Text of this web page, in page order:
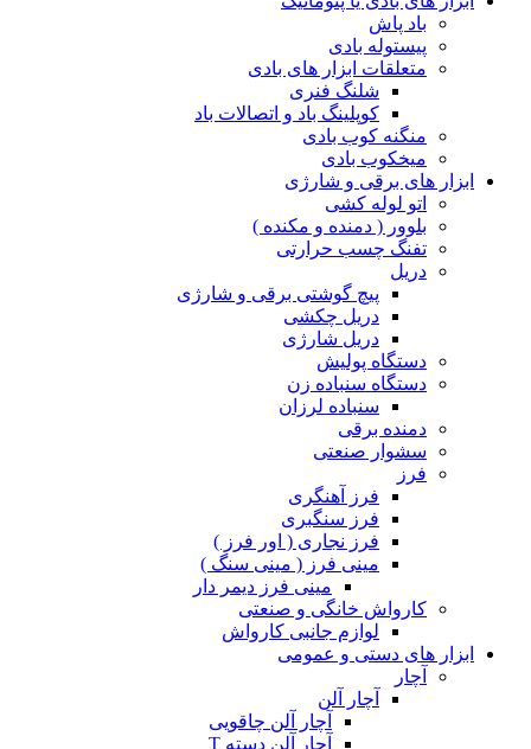
باد پاش
پیستوله بادی
متعلقات ابزار های بادی
شلنگ فنری
کوپلینگ باد و اتصالات باد
منگنه کوب بادی
میخکوب بادی
ابزار های برقی و شارژی
اتو لوله کشی
بلوور ( دمنده و مکنده )
تفنگ چسب حرارتی
دریل
پیچ گوشتی برقی و شارژی
دریل چکشی
دریل شارژی
دستگاه پولیش
دستگاه سنباده زن
سنباده لرزان
دمنده برقی
سشوار صنعتی
فرز
فرز آهنگری
فرز سنگبری
فرز نجاری ( اور فرز )
مینی فرز ( مینی سنگ )
مینی فرز دیمر دار
کارواش خانگی و صنعتی
لوازم جانبی کارواش
ابزار های دستی و عمومی
آچار
آچار آلن
آچار آلن چاقویی
آچار آلن دسته T